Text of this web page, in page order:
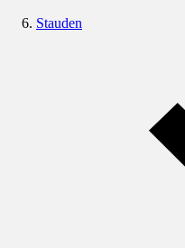
Stauden